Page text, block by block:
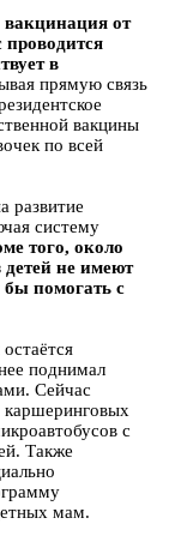
от
в
прямую связь
вакцины
по всей
развитие
систему
того, около
не имеют
помогать с
поднимал
Сейчас
каршеринговых
с
Также
мам.